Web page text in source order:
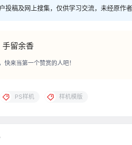
投稿及网上搜集，仅供学习交流，未经原作
手留余香
快来当第一个赞赏的人吧！
PS样机 样机模版